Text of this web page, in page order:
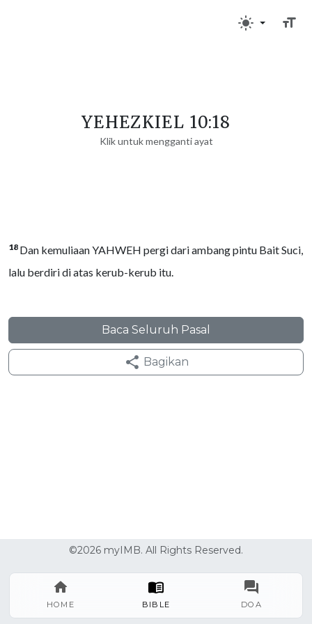
HOME BIBLE DOA
YEHEZKIEL 10:18
Klik untuk mengganti ayat
18 Dan kemuliaan YAHWEH pergi dari ambang pintu Bait Suci,
lalu berdiri di atas kerub-kerub itu.
Baca Seluruh Pasal
Bagikan
©2026 myIMB. All Rights Reserved.